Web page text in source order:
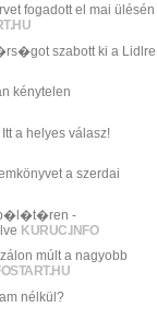
fogadott el mai ülésén
szabott ki a Lidlre
kénytelen
a helyes válasz!
a szerdai
-
KURUC.INFO
múlt a nagyobb
nélkül?